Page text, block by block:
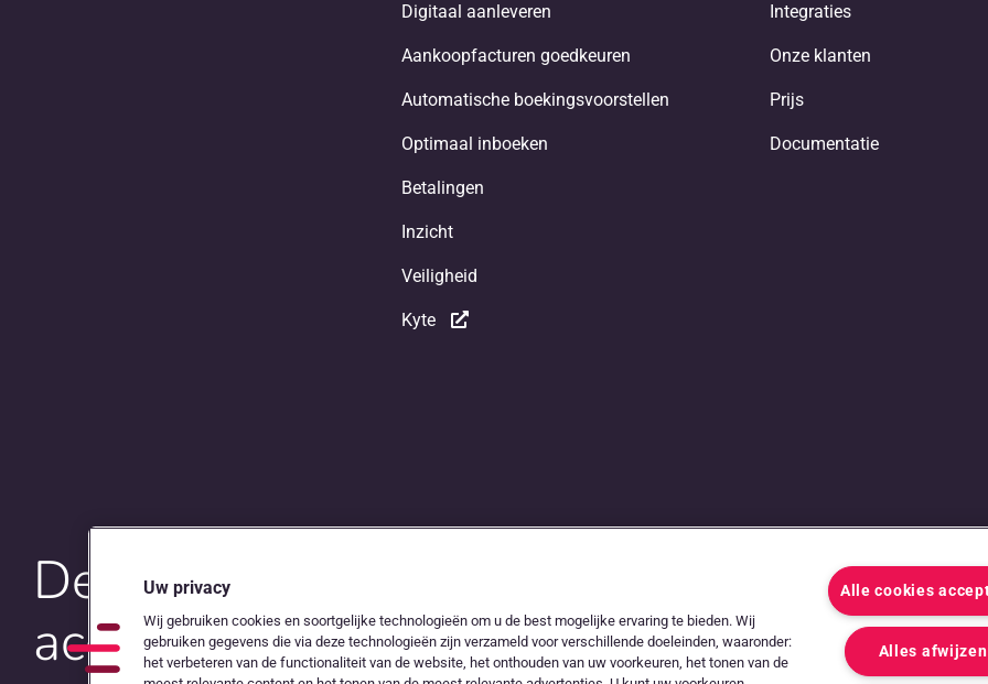
Digitaal aanleveren
Aankoopfacturen goedkeuren
Automatische boekingsvoorstellen
Optimaal inboeken
Betalingen
Inzicht
Veiligheid
Kyte
Integraties
Onze klanten
Prijs
Documentatie
De digitale snelweg tussen
accountants en ondernemers
Uw privacy
Wij gebruiken cookies en soortgelijke technologieën om u de best mogelijke ervaring te bieden. Wij
gebruiken gegevens die via deze technologieën zijn verzameld voor verschillende doeleinden, waaronder:
het verbeteren van de functionaliteit van de website, het onthouden van uw voorkeuren, het tonen van de
Alle cookies
Alles afwijzen